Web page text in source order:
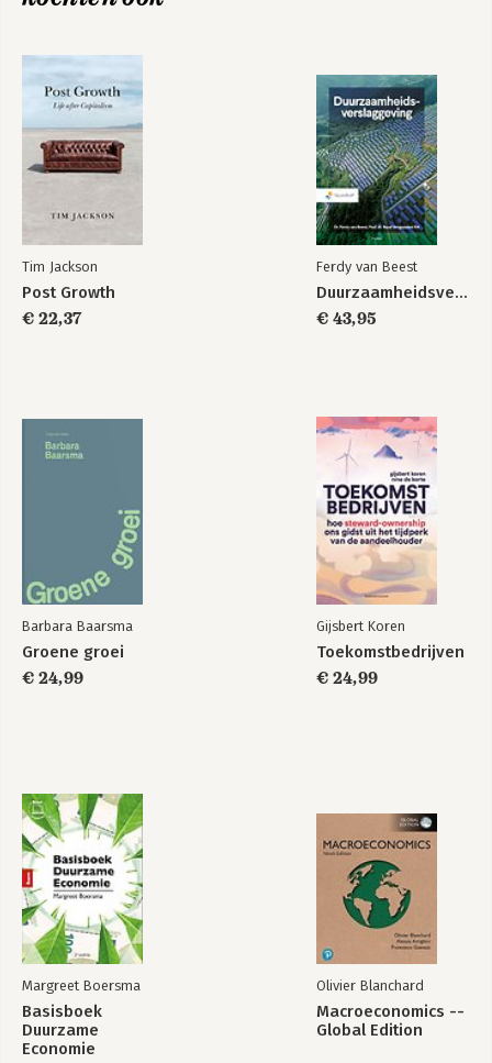
Dankwoord 213
Noten 217
Bibliografie 235
Namenregister 251
Tim Jackson
Post Growth
€ 22,37
Ferdy van Beest
Duurzaamheidsverslaggeving
€ 43,95
Barbara Baarsma
Groene groei
€ 24,99
Gijsbert Koren
Toekomstbedrijven
€ 24,99
Margreet Boersma
Basisboek
Duurzame
Economie
Olivier Blanchard
Macroeconomics --
Global Edition